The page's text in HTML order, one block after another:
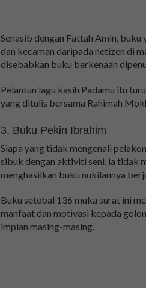
Senasib dengan Fattah Amin,
dan kecaman daripada netizen di
disebabkan buku berkenaan
Pelantun lagu kasih Padamu itu
yang ditulis bersama Rahimah
3. Buku Pekin Ibrahim
Siapa yang tidak mengenali
sibuk dengan aktiviti seni, ia tidak
menghasilkan buku nukilannya
Buku setebal 136 muka surat ini
manfaat dan motivasi kepada
impian masing-masing.